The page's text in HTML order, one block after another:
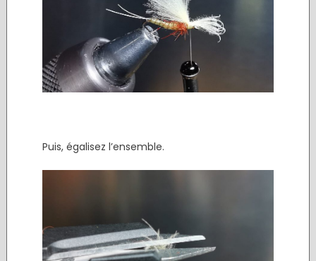
Puis, égalisez l’ensemble.